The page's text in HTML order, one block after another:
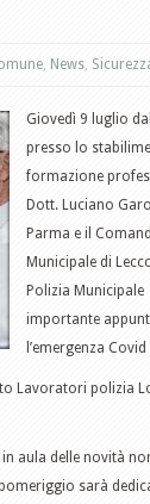
, News,
Giovedì 9 luglio
presso lo
formazione
Dott. Luciano
Parma e il
Municipale di
Polizia
importante
l’emergenza
Lavoratori polizia
aula delle novità
sarà